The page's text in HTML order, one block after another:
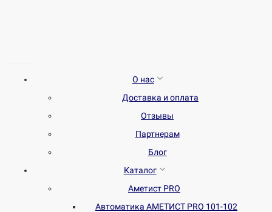
О нас
Доставка и оплата
Отзывы
Партнерам
Блог
Каталог
Аметист PRO
Автоматика АМЕТИСТ PRO 101-102